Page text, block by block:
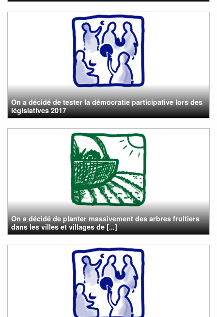
On a décidé de tester la démocratie participative lors des
législatives 2017
On a décidé de planter massivement des arbres fruitiers
dans les villes et villages de [...]